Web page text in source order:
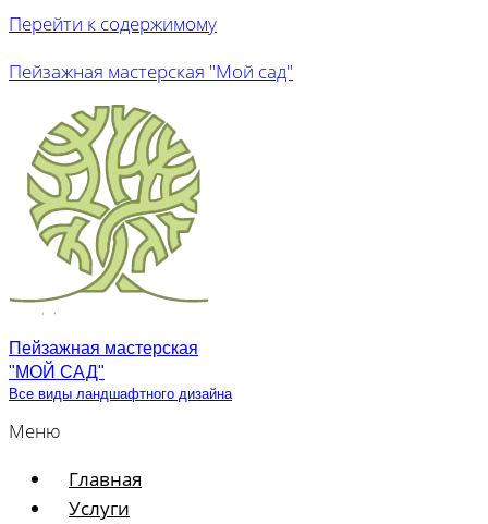
Перейти к содержимому
Пейзажная мастерская "Мой сад"
Пейзажная мастерская
"МОЙ САД"
Все виды ландшафтного дизайна
Меню
Главная
Услуги